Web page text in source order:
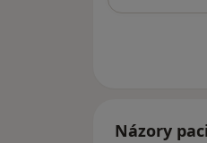
Názory